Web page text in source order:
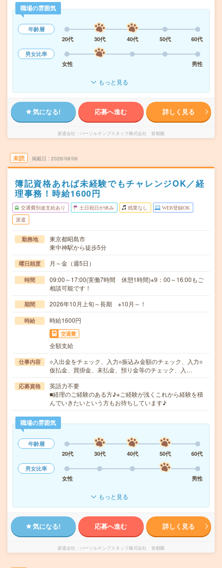
職場の雰囲気
年齢層
20代
30代 40代 50代
60代
男女比率
女性
男性
もっと見る
気になる! 応募へ進む 詳しく見る
派遣会社 パーソルテンプスタッフ株式会社 首都圏
未読 掲載日 2026/08/06
簿記資格あれば未経験でもチャレンジOK／経
理事務！時給1600円
交通費別途支給あり 土日祝日が休み 残業なし WEB登録OK
派遣
勤務地
東京都昭島市
東中神駅から徒歩5分
曜日頻度 月～金（週5日）
時間
09:00～17:00(実働7時間 休憩1時間)※9：00～16:00もご
相談可能です！
期間 2026年10月上旬～長期 ※10月～！
時給 時給1600円
交通費
全額支給
仕事内容
○入出金をチェック、入力○振込み金額のチェック、入力○
仮払金、買掛金、未払金、預り金等のチェック、入…
応募資格
英語力不要
■経理のご経験のある方♪※ご経験が浅くこれから経験を積
んでいきたいという方もお待ちしています♪
職場の雰囲気
年齢層
20代
30代 40代 50代
60代
男女比率
女性
男性
もっと見る
気になる! 応募へ進む 詳しく見る
派遣会社 パーソルテンプスタッフ株式会社 首都圏